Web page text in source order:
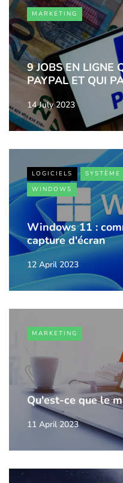
MARKETING
9 JOBS EN LIGNE
PAYPAL ET QUI
14 July 2023
LOGICIELS
WINDOWS
Windows 11 :
capture d'écran
12 April 2023
MARKETING
Qu'est-ce que le
11 April 2023